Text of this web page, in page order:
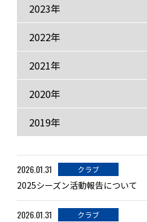
2023年
2022年
2021年
2020年
2019年
2026.01.31 クラブ
2025シーズン活動報告について
2026.01.31 クラブ